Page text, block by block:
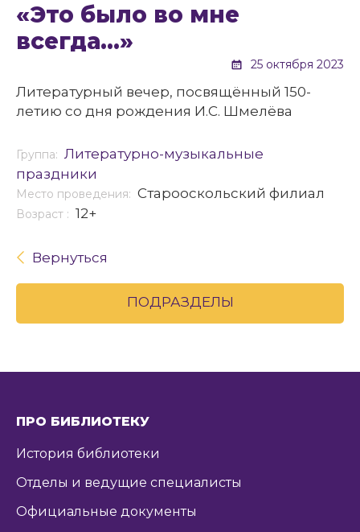
«Это было во мне
всегда…»
25 октября 2023
Литературный вечер, посвящённый 150-
летию со дня рождения И.С. Шмелёва
Группа: Литературно-музыкальные
праздники
Место проведения: Старооскольский филиал
Возраст : 12+
Вернуться
ПОДРАЗДЕЛЫ
ПРО БИБЛИОТЕКУ
История библиотеки
Отделы и ведущие специалисты
Официальные документы